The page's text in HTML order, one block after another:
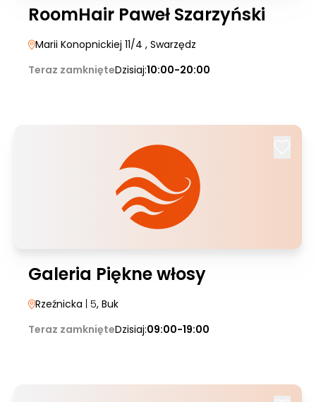
RoomHair Paweł Szarzyński
Marii Konopnickiej 11/4 , Swarzędz
Teraz zamknięteDzisiaj:10:00-20:00
Galeria Piękne włosy
Rzeźnicka | 5, Buk
Teraz zamknięteDzisiaj:09:00-19:00